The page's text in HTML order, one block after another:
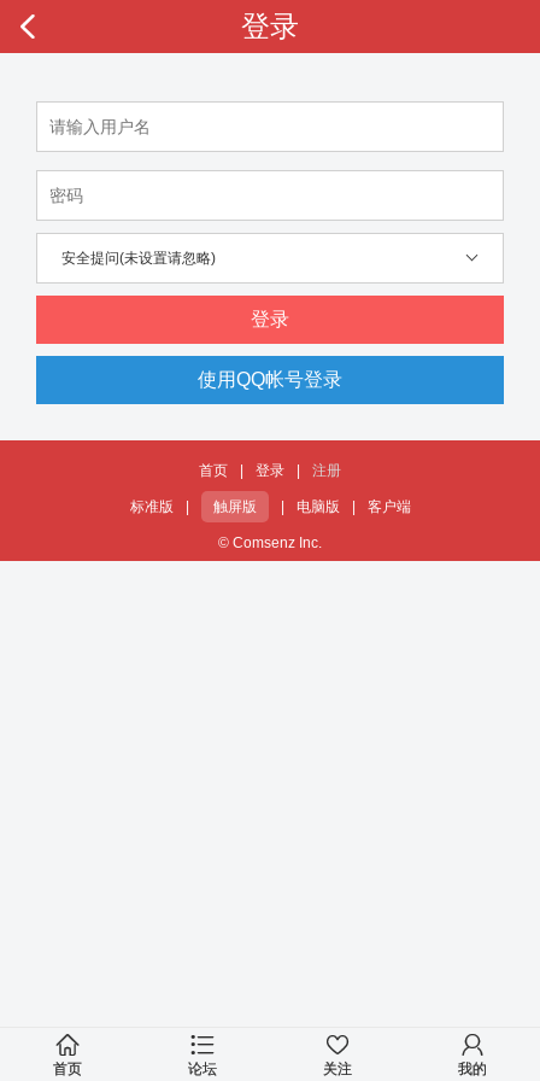
登录
安全提问(未设置请忽略)
登录
使用QQ帐号登录
首页 登录 注册
标准版 触屏版 电脑版 客户端
© Comsenz Inc.
首页 论坛 关注 我的